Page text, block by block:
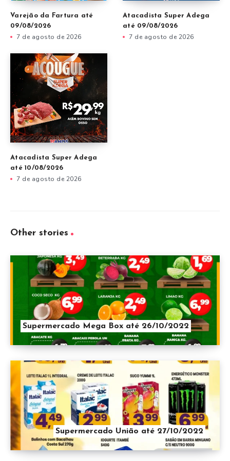
Varejão da Fartura até
09/08/2026
7 de agosto de 2026
Atacadista Super Adega
até 09/08/2026
7 de agosto de 2026
Atacadista Super Adega
até 10/08/2026
7 de agosto de 2026
Other stories
Supermercado Mega Box até 26/10/2022
Supermercado União até 27/10/2022